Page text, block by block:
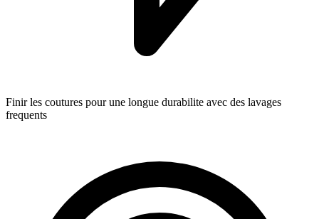
Finir les coutures pour une longue durabilite avec des lavages
frequents